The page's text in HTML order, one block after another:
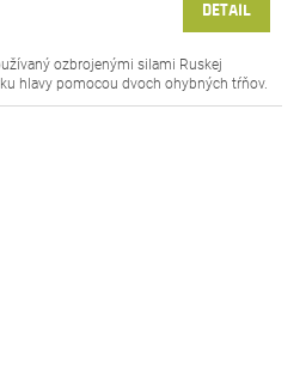
DETAIL
ozbrojenými silami Ruskej
hlavy pomocou dvoch ohybných tŕňov.